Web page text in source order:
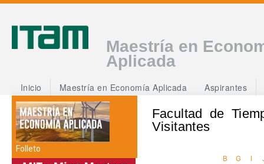
Maestría en
Aplicada
Inicio Maestría en Economía Aplicada Aspirantes
Facultad de
Visitantes
B G I
Folleto